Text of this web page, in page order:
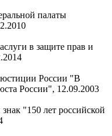
палаты
в защите прав и
России "В
России", 12.09.2003
"150 лет российской